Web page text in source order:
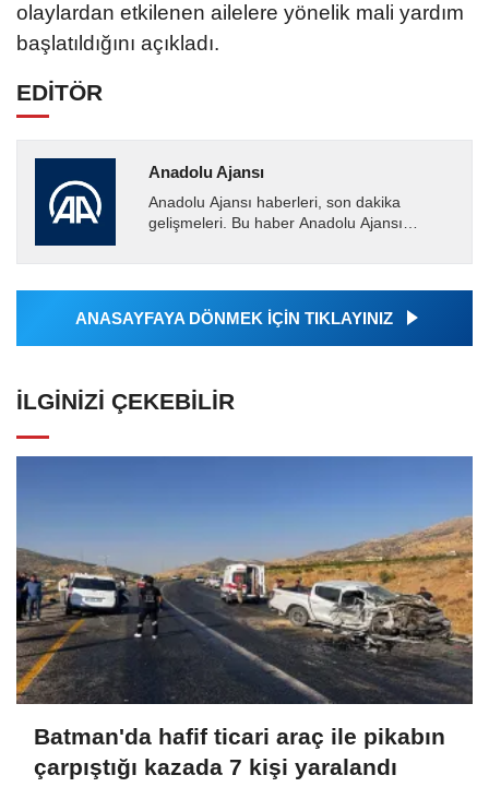
olaylardan etkilenen ailelere yönelik mali yardım
başlatıldığını açıkladı.
EDİTÖR
Anadolu Ajansı
Anadolu Ajansı haberleri, son dakika
gelişmeleri. Bu haber Anadolu Ajansı
tarafından geçilen tüm...
ANASAYFAYA DÖNMEK İÇİN TIKLAYINIZ
İLGINIZI ÇEKEBILIR
Batman'da hafif ticari araç ile pikabın
çarpıştığı kazada 7 kişi yaralandı